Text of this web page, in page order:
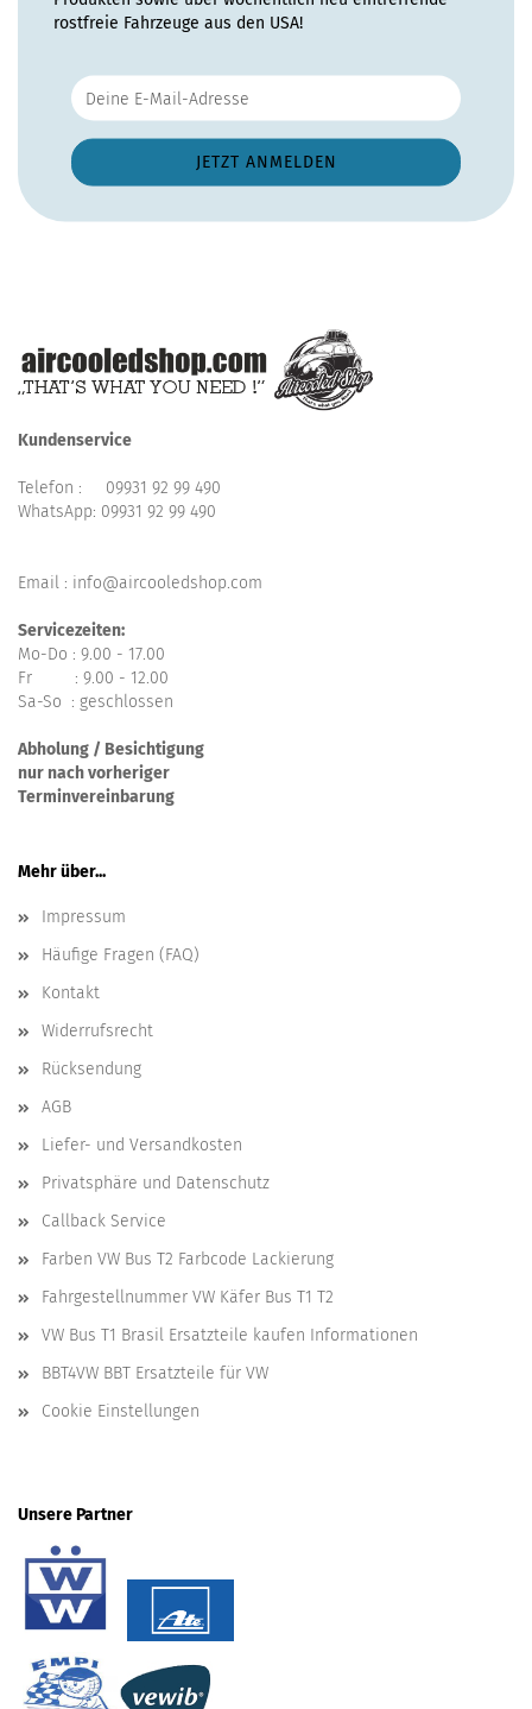
rostfreie Fahrzeuge aus den USA!
Kundenservice
Telefon : 09931 92 99 490
WhatsApp: 09931 92 99 490
Email : info@aircooledshop.com
Servicezeiten:
Mo-Do : 9.00 - 17.00
Fr : 9.00 - 12.00
Sa-So : geschlossen
Abholung / Besichtigung
nur nach vorheriger
Terminvereinbarung
Mehr über...
Impressum
Häufige Fragen (FAQ)
Kontakt
Widerrufsrecht
Rücksendung
AGB
Liefer- und Versandkosten
Privatsphäre und Datenschutz
Callback Service
Farben VW Bus T2 Farbcode Lackierung
Fahrgestellnummer VW Käfer Bus T1 T2
VW Bus T1 Brasil Ersatzteile kaufen Informationen
BBT4VW BBT Ersatzteile für VW
Cookie Einstellungen
Unsere Partner